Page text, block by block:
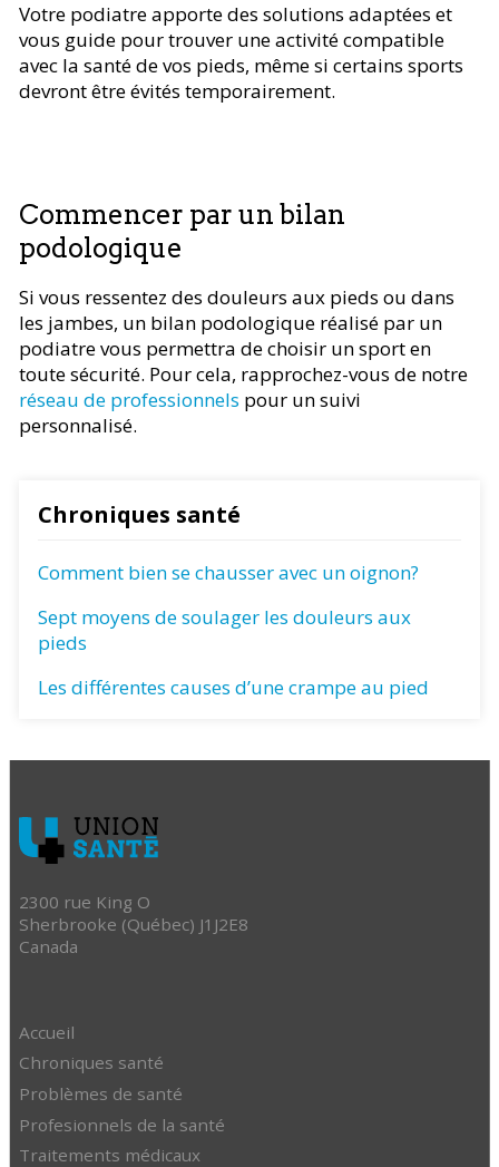
Votre podiatre apporte des solutions adaptées et
vous guide pour trouver une activité compatible
avec la santé de vos pieds, même si certains sports
devront être évités temporairement.
Commencer par un bilan
podologique
Si vous ressentez des douleurs aux pieds ou dans
les jambes, un bilan podologique réalisé par un
podiatre vous permettra de choisir un sport en
toute sécurité. Pour cela, rapprochez-vous de notre
réseau de professionnels pour un suivi
personnalisé.
Chroniques santé
Comment bien se chausser avec un oignon?
Sept moyens de soulager les douleurs aux
pieds
Les différentes causes d’une crampe au pied
2300 rue King O
Sherbrooke (Québec) J1J2E8
Canada
Accueil
Chroniques santé
Problèmes de santé
Profesionnels de la santé
Traitements médicaux